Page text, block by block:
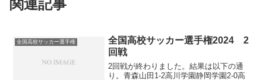
関連記事
全国高校サッカー選手権
全国高校サッカー選手権2024 2
回戦
2回戦が終わりました。結果は以下の通
り。青森山田1-2高川学園静岡学園2-0高